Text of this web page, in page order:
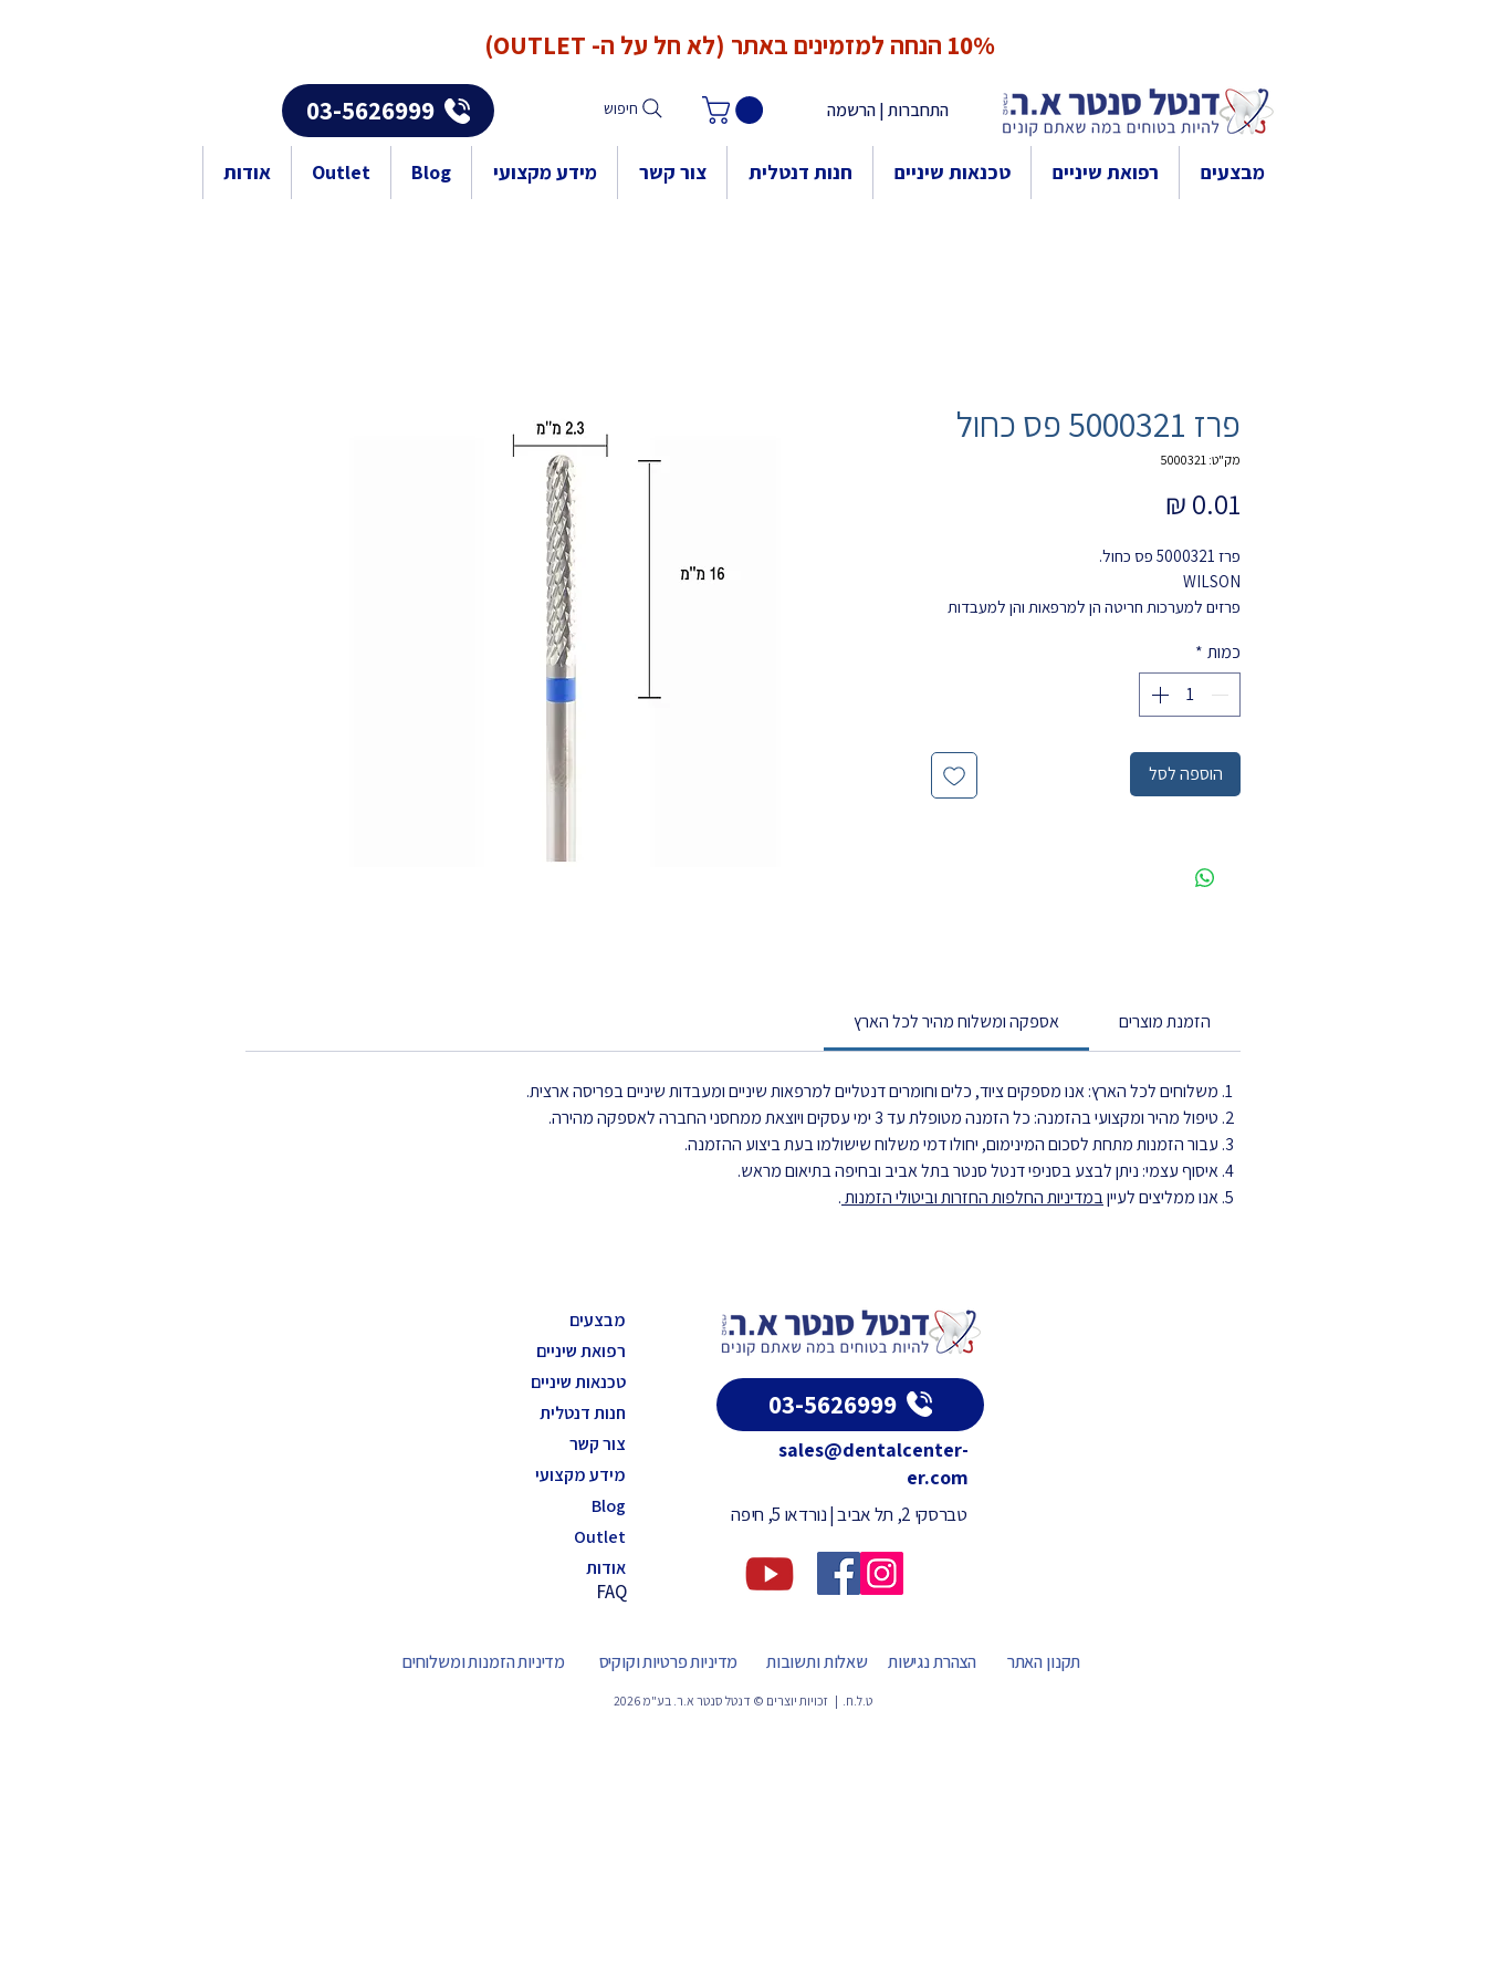
10% הנחה למזמינים באתר (לא חל על ה- OUTLET)
התחברות | הרשמה חיפוש 03-5626999
מבצעים רפואת שיניים טכנאות שיניים חנות דנטלית צור קשר מידע מקצועי Blog
Outlet אודות
פרז 5000321 פס כחול
מק"ט: 5000321
פרז 5000321 פס כחול.
WILSON
פרזים למערכות חריטה הן למרפאות והן למעבדות
כמות *
הוספה לסל
אספקה ומשלוח מהיר לכל הארץ הזמנת מוצרים
משלוחים לכל הארץ: אנו מספקים ציוד, כלים וחומרים דנטליים למרפאות שיניים ומעבדות שיניים בפריסה ארצית.
טיפול מהיר ומקצועי בהזמנה: כל הזמנה מטופלת עד 3 ימי עסקים ויוצאת ממחסני החברה לאספקה מהירה.
עבור הזמנות מתחת לסכום המינימום, יחולו דמי משלוח שישולמו בעת ביצוע ההזמנה.
איסוף עצמי: ניתן לבצע בסניפי דנטל סנטר בתל אביב ובחיפה בתיאום מראש.
אנו ממליצים לעייןבמדיניות החלפות החזרות וביטולי הזמנות.
03-5626999
sales@dentalcenter-
er.com
טברסקי 2, תל אביב | נורדאו 5, חיפה
מבצעים
רפואת שיניים
טכנאות שיניים
חנות דנטלית
צור קשר
מידע מקצועי
Blog
Outlet
אודות
FAQ
תקנון האתר הצהרת נגישות שאלות ותשובות מדיניות פרטיות וקוקיס מדיניות הזמנות ומשלוחים
ט.ל.ח. | זכויות יוצרים © דנטל סנטר א.ר. בע"מ 2026